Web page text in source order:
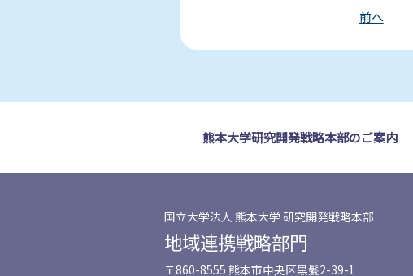
前へ
熊本大学研究開発戦略本部のご案内
国立大学法人 熊本大学 研究開発戦略本部
地域連携戦略部門
〒860-8555 熊本市中央区黒髪2-39-1